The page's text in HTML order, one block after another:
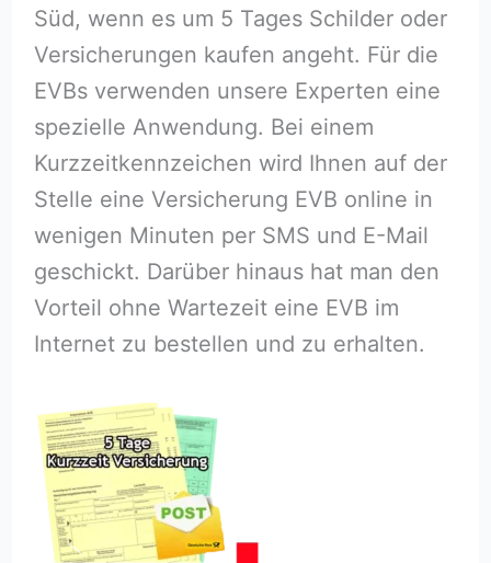
Süd, wenn es um 5 Tages Schilder oder
Versicherungen kaufen angeht. Für die
EVBs verwenden unsere Experten eine
spezielle Anwendung. Bei einem
Kurzzeitkennzeichen wird Ihnen auf der
Stelle eine Versicherung EVB online in
wenigen Minuten per SMS und E-Mail
geschickt. Darüber hinaus hat man den
Vorteil ohne Wartezeit eine EVB im
Internet zu bestellen und zu erhalten.